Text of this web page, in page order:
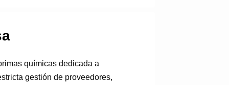
químicas dedicada a
gestión de proveedores,